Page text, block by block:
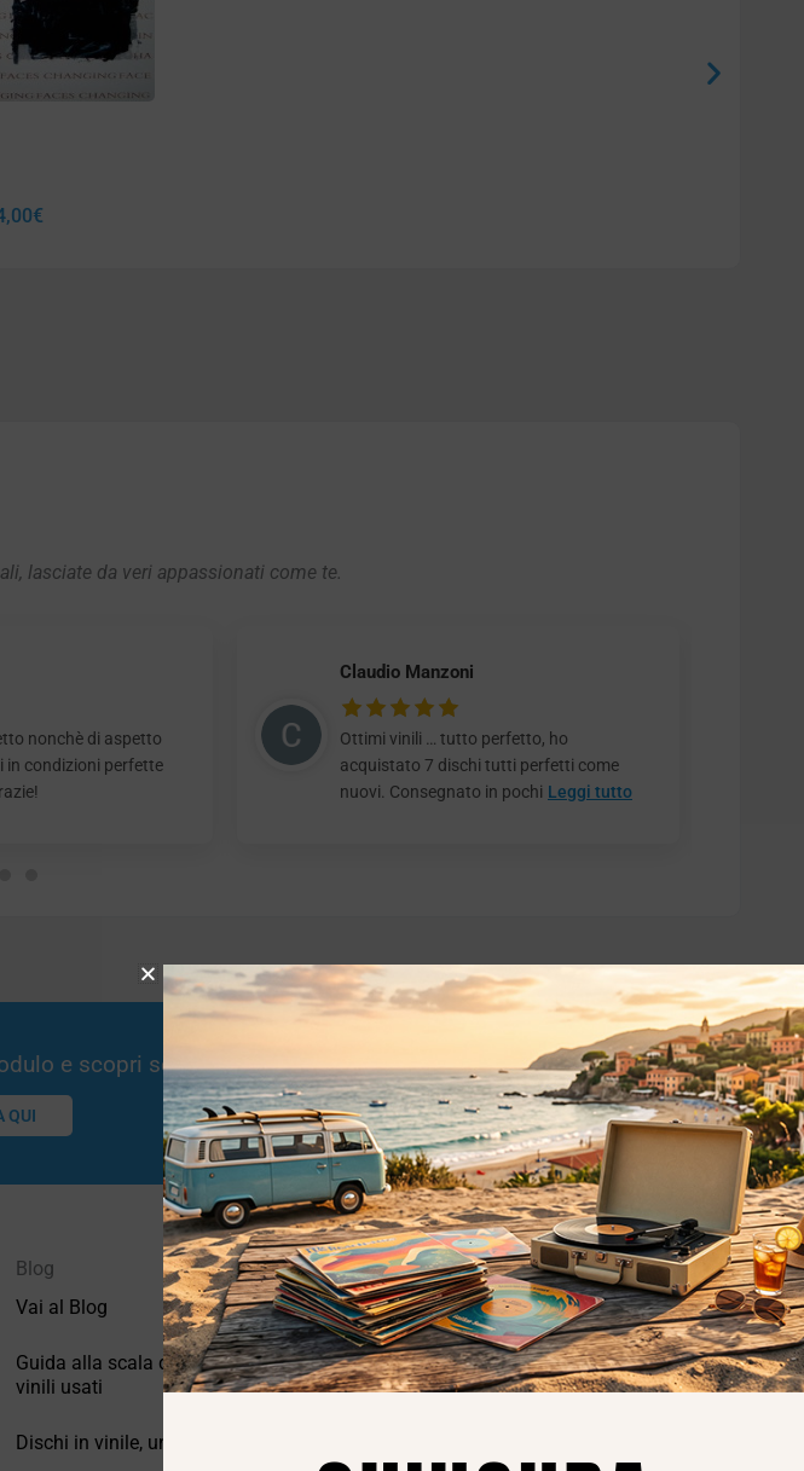
€
lasciate da veri appassionati come te.
nonchè di aspetto
in condizioni perfette
Claudio Manzoni
Ottimi vinili … tutto perfetto, ho
acquistato 7 dischi tutti perfetti come
nuovi. Consegnato in pochi Leggi tutto
e scopri se potremmo essere interessati!
QUI
Blog
Vai al Blog
Guida alla scala di valutazione dei
vinili usati
Dischi in vinile, un po’ di storia.
Privacy
Privacy Policy
Cookie Policy (UE)